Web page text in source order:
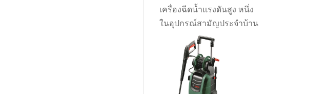
เครื่องฉีดน้ำแรงดันสูง หนึ่ง
ในอุปกรณ์สามัญประจำบ้าน